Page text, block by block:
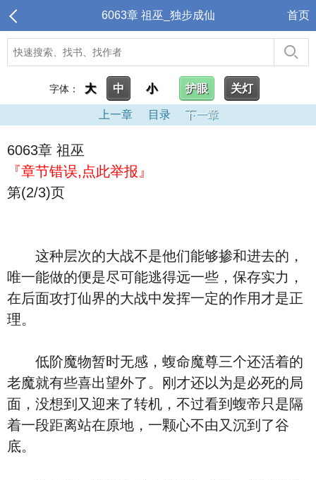
6063章 祖巫_独步成仙 首页
字体： 大 中 小 护眼 关灯
上一章 目录 下一章
6063章 祖巫
『章节错误,点此举报』
第(2/3)页
这种层次的大战不是他们能够掺和进去的，
唯一能做的便是尽可能逃得远一些，保存实力，
在后面攻打仙界的大战中发挥一定的作用才是正
理。
低阶魔物暂时无感，蝮命魔尊三个还活着的
老魔就有些喜出望外了。刚才还以为是必死的局
面，没想到又迎来了转机，不过看到蝮帝只是隔
着一段距离站在原地，一颗心不由又沉到了谷
底。